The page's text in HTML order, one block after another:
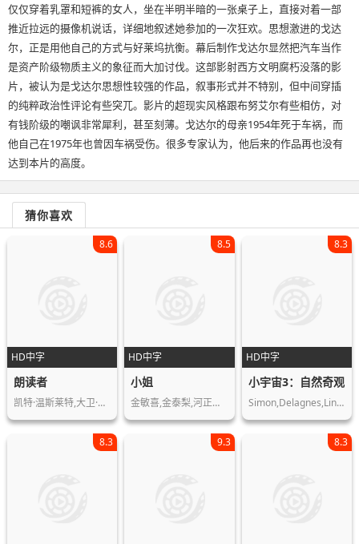
仅仅穿着乳罩和短裤的女人，坐在半明半暗的一张桌子上，直接对着一部
推近拉远的摄像机说话，详细地叙述她参加的一次狂欢。思想激进的戈达
尔，正是用他自己的方式与好莱坞抗衡。幕后制作戈达尔显然把汽车当作
是资产阶级物质主义的象征而大加讨伐。这部影射西方文明腐朽没落的影
片，被认为是戈达尔思想性较强的作品，叙事形式并不特别，但中间穿插
的纯粹政治性评论有些突兀。影片的超现实风格跟布努艾尔有些相仿，对
有钱阶级的嘲讽非常犀利，甚至刻薄。戈达尔的母亲1954年死于车祸，而
他自己在1975年也曾因车祸受伤。很多专家认为，他后来的作品再也没有
达到本片的高度。
猜你喜欢
HD中字
8.6
朗读者
凯特·温斯莱特,大卫·克劳斯,拉尔夫·…
HD中字
8.5
小姐
金敏喜,金泰梨,河正宇,赵震雄,文素利,…
HD中字
8.3
小宇宙3：自然奇观
Simon,Delagnes,Lindsey,Hénocque,Jean…
8.3 9.3 8.3